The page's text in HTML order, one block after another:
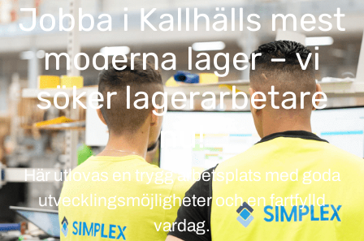
Jobba i Kallhälls mest
moderna lager – vi
söker lagerarbetare
nu!
Här utlovas en trygg arbetsplats med goda
utvecklingsmöjligheter och en fartfylld
vardag.